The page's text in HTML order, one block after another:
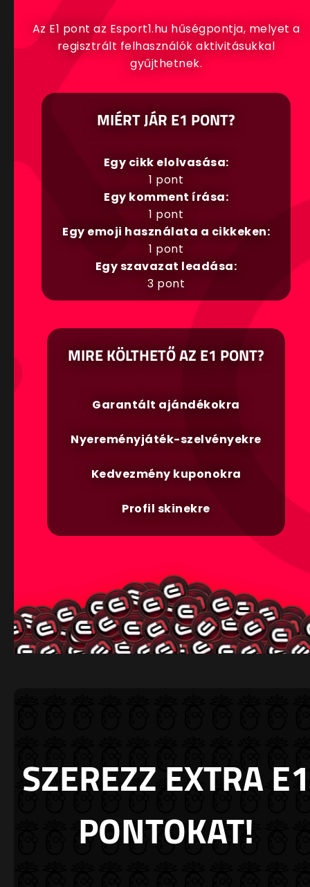
Az E1 pont az Esport1.hu hűségpontja, melyet a
regisztrált felhasználók aktivitásukkal
gyűjthetnek.
MIÉRT JÁR E1 PONT?
Egy cikk elolvasása:
1 pont
Egy komment írása:
1 pont
Egy emoji használata a cikkeken:
1 pont
Egy szavazat leadása:
3 pont
MIRE KÖLTHETŐ AZ E1 PONT?
Garantált ajándékokra
Nyereményjáték-szelvényekre
Kedvezmény kuponokra
Profil skinekre
SZEREZZ EXTRA E1
PONTOKAT!